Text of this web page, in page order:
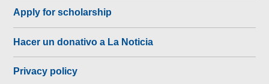
Apply for scholarship
Hacer un donativo a La Noticia
Privacy policy